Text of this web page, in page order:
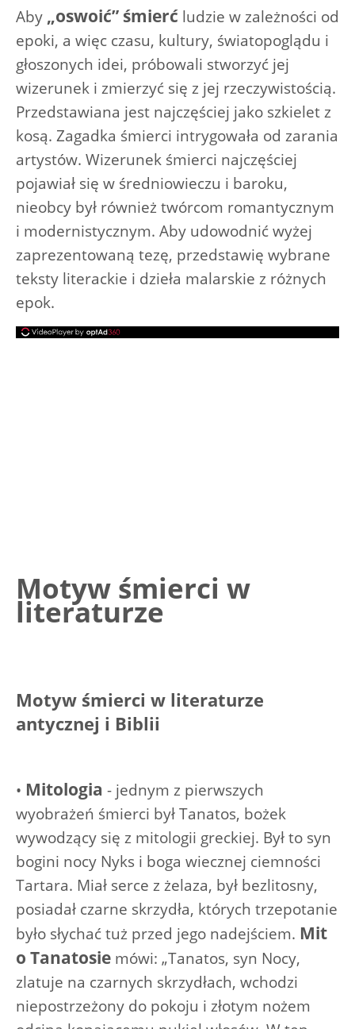
Aby „oswoić” śmierć ludzie w zależności od
epoki, a więc czasu, kultury, światopoglądu i
głoszonych idei, próbowali stworzyć jej
wizerunek i zmierzyć się z jej rzeczywistością.
Przedstawiana jest najczęściej jako szkielet z
kosą. Zagadka śmierci intrygowała od zarania
artystów. Wizerunek śmierci najczęściej
pojawiał się w średniowieczu i baroku,
nieobcy był również twórcom romantycznym
i modernistycznym. Aby udowodnić wyżej
zaprezentowaną tezę, przedstawię wybrane
teksty literackie i dzieła malarskie z różnych
epok.
Motyw śmierci w
literaturze
Motyw śmierci w literaturze
antycznej i Biblii
• Mitologia - jednym z pierwszych
wyobrażeń śmierci był Tanatos, bożek
wywodzący się z mitologii greckiej. Był to syn
bogini nocy Nyks i boga wiecznej ciemności
Tartara. Miał serce z żelaza, był bezlitosny,
posiadał czarne skrzydła, których trzepotanie
było słychać tuż przed jego nadejściem. Mit
o Tanatosie mówi: „Tanatos, syn Nocy,
zlatuje na czarnych skrzydłach, wchodzi
niepostrzeżony do pokoju i złotym nożem